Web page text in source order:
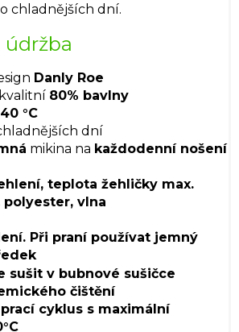
chladnějších dní.
Danly Roe
80% bavlny
40 °C
dní
mikina na každodenní nošení